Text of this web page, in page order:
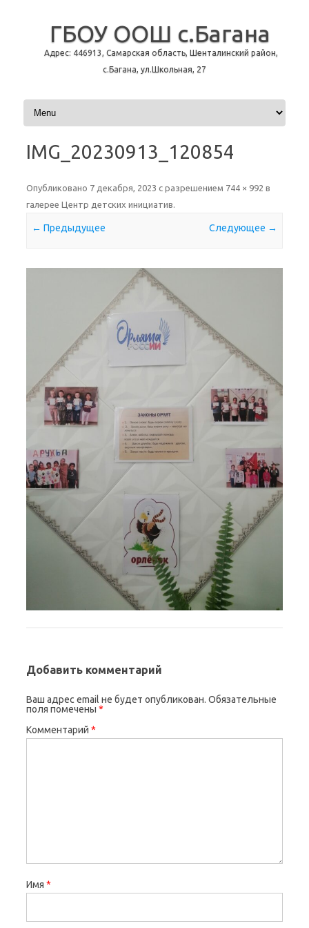
ГБОУ ООШ с.Багана
Адрес: 446913, Самарская область, Шенталинский район,
с.Багана, ул.Школьная, 27
Перейти к содержимому
IMG_20230913_120854
Опубликовано 7 декабря, 2023 с разрешением 744 × 992 в
галерее Центр детских инициатив.
← Предыдущее Следующее →
Добавить комментарий
Ваш адрес email не будет опубликован. Обязательные
поля помечены *
Комментарий *
Имя *